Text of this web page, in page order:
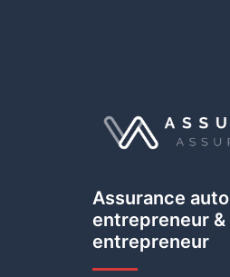
Assurance auto
entrepreneur &
entrepreneur